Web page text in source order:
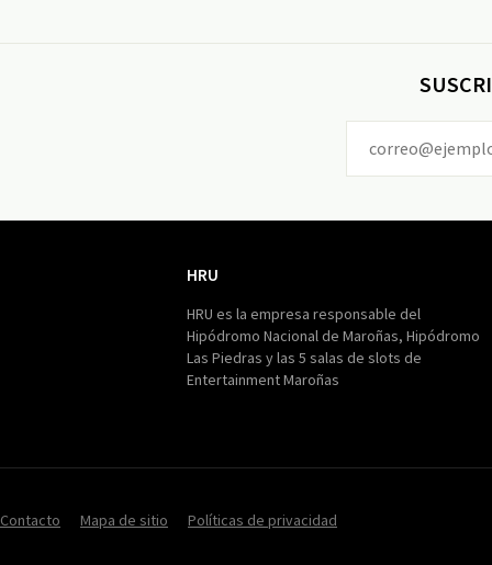
HRU
HRU es la empresa responsable del
Hipódromo Nacional de Maroñas, Hipódromo
Las Piedras y las 5 salas de slots de
Entertainment Maroñas
Contacto Mapa de sitio Políticas de privacidad